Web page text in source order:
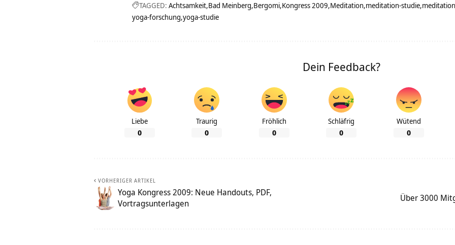
TAGGED: Achtsamkeit Bad Meinberg Bergomi Kongress 2009 Meditation meditation-studie
yoga-forschung yoga-studie
Dein Feedback?
Liebe
0
Traurig
0
Fröhlich
0
Schläfrig
0
Wütend
0
VORHERIGER ARTIKEL
Yoga Kongress 2009: Neue Handouts, PDF,
Vortragsunterlagen
Über 3000